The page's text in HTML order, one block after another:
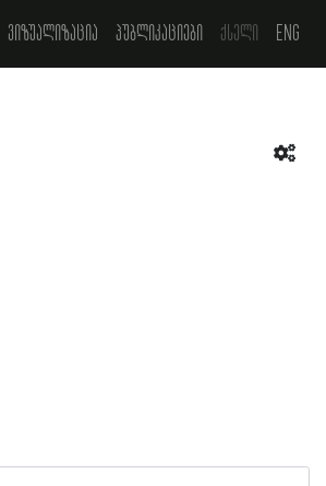
ვიზუალიზაცია პუბლიკაციები ქსელი Eng